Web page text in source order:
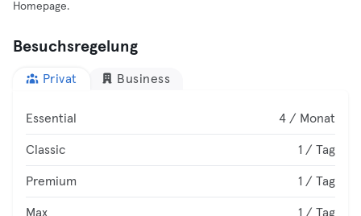
Homepage.
Besuchsregelung
Privat Business
Essential 4 / Monat
Classic 1 / Tag
Premium 1 / Tag
Max 1 / Tag